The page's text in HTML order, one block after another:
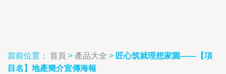
當前位置： 首頁 > 產品大全 > 匠心筑就理想家園——【項
目名】地產簡介宣傳海報